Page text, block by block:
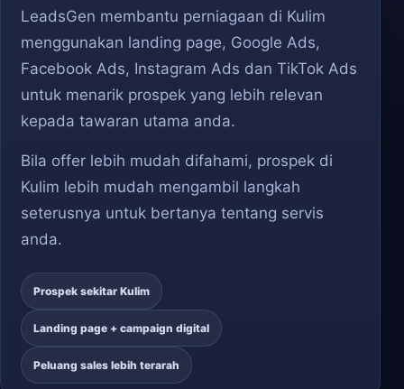
LeadsGen membantu perniagaan di Kulim
menggunakan landing page, Google Ads,
Facebook Ads, Instagram Ads dan TikTok Ads
untuk menarik prospek yang lebih relevan
kepada tawaran utama anda.
Bila offer lebih mudah difahami, prospek di
Kulim lebih mudah mengambil langkah
seterusnya untuk bertanya tentang servis
anda.
Prospek sekitar Kulim
Landing page + campaign digital
Peluang sales lebih terarah